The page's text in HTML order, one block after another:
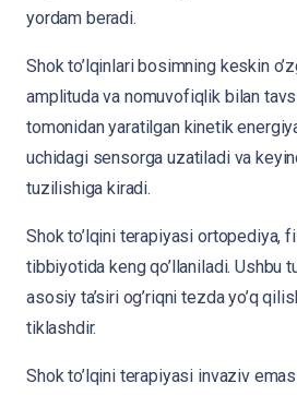
yordam beradi.
Shok to’lqinlari bosimning keskin
amplituda va nomuvofiqlik bilan
tomonidan yaratilgan kinetik
uchidagi sensorga uzatiladi va
tuzilishiga kiradi.
Shok to’lqini terapiyasi ortopediya,
tibbiyotida keng qo’llaniladi. Ushbu
asosiy ta’siri og’riqni tezda yo’q
tiklashdir.
Shok to’lqini terapiyasi invaziv